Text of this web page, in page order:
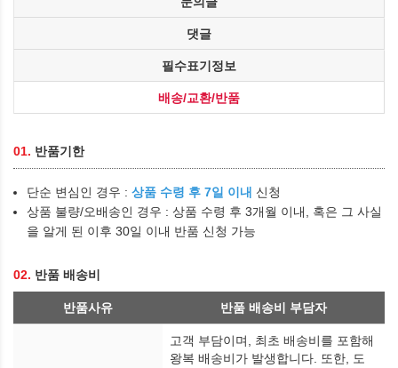
댓글
필수표기정보
배송/교환/반품
01. 반품기한
단순 변심인 경우 : 상품 수령 후 7일 이내 신청
상품 불량/오배송인 경우 : 상품 수령 후 3개월 이내, 혹은 그 사실
을 알게 된 이후 30일 이내 반품 신청 가능
02. 반품 배송비
반품사유 반품 배송비 부담자
고객 부담이며, 최초 배송비를 포함해
왕복 배송비가 발생합니다. 또한, 도